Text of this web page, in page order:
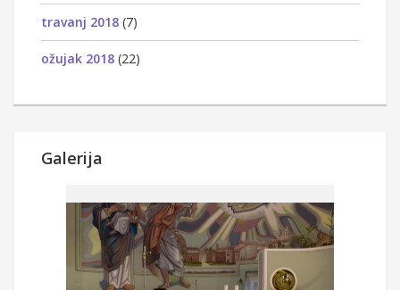
travanj 2018 (7)
ožujak 2018 (22)
Galerija